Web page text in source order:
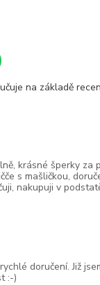
na základě
krásné šperky za
s mašličkou,
nakupuji v
doručení. Již
:-)